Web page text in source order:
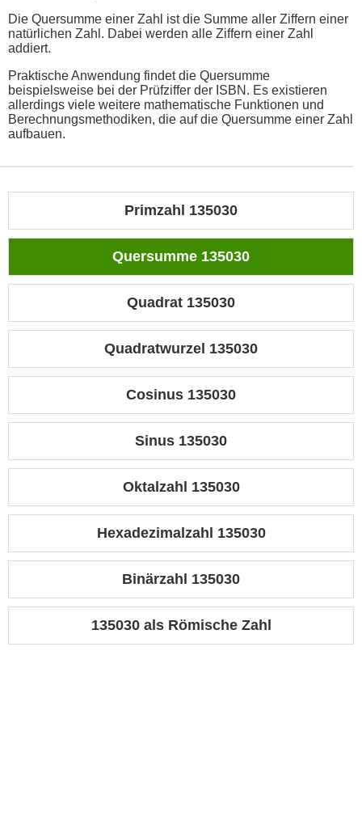
Die Quersumme einer Zahl ist die Summe aller Ziffern einer
natürlichen Zahl. Dabei werden alle Ziffern einer Zahl
addiert.
Praktische Anwendung findet die Quersumme
beispielsweise bei der Prüfziffer der ISBN. Es existieren
allerdings viele weitere mathematische Funktionen und
Berechnungsmethodiken, die auf die Quersumme einer Zahl
aufbauen.
Primzahl 135030
Quersumme 135030
Quadrat 135030
Quadratwurzel 135030
Cosinus 135030
Sinus 135030
Oktalzahl 135030
Hexadezimalzahl 135030
Binärzahl 135030
135030 als Römische Zahl